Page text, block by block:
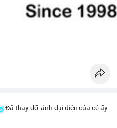
Đã thay đổi ảnh đại diện của cô ấy